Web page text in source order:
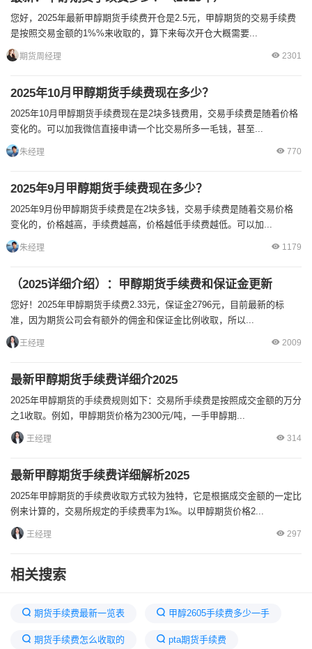
您好，2025年最新甲醇期货手续费开仓是2.5元，甲醇期货的交易手续费
是按照交易金额的1%%来收取的，算下来每次开仓大概需要...
期货周经理 2301
2025年10月甲醇期货手续费现在多少？
2025年10月甲醇期货手续费现在是2块多钱费用，交易手续费是随着价格
变化的。可以加我微信直接申请一个比交易所多一毛钱，甚至...
朱经理 770
2025年9月甲醇期货手续费现在多少？
2025年9月份甲醇期货手续费是在2块多钱，交易手续费是随着交易价格
变化的，价格越高，手续费越高，价格越低手续费越低。可以加...
朱经理 1179
（2025详细介绍）：甲醇期货手续费和保证金更新
您好！2025年甲醇期货手续费2.33元，保证金2796元，目前最新的标
准，因为期货公司会有额外的佣金和保证金比例收取，所以...
王经理 2009
最新甲醇期货手续费详细介2025
2025年甲醇期货的手续费规则如下：交易所手续费是按照成交金额的万分
之1收取。例如，甲醇期货价格为2300元/吨，一手甲醇期...
王经理 314
最新甲醇期货手续费详细解析2025
2025年甲醇期货的手续费收取方式较为独特，它是根据成交金额的一定比
例来计算的，交易所规定的手续费率为1‰。以甲醇期货价格2...
王经理 297
相关搜索
期货手续费最新一览表 甲醇2605手续费多少一手
期货手续费怎么收取的 pta期货手续费